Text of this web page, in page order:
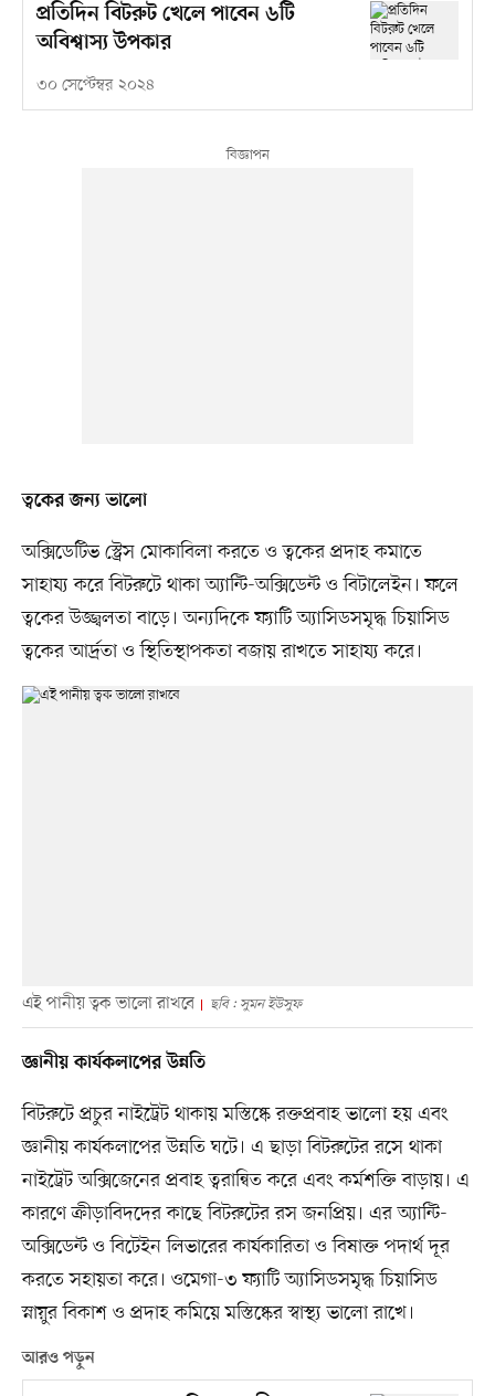
প্রতিদিন বিটরুট খেলে পাবেন ৬টি
অবিশ্বাস্য উপকার
৩০ সেপ্টেম্বর ২০২৪
ত্বকের জন্য ভালো
অক্সিডেটিভ স্ট্রেস মোকাবিলা করতে ও ত্বকের প্রদাহ কমাতে
সাহায্য করে বিটরুটে থাকা অ্যান্টি-অক্সিডেন্ট ও বিটালেইন। ফলে
ত্বকের উজ্জ্বলতা বাড়ে। অন্যদিকে ফ্যাটি অ্যাসিডসমৃদ্ধ চিয়াসিড
ত্বকের আর্দ্রতা ও স্থিতিস্থাপকতা বজায় রাখতে সাহায্য করে।
এই পানীয় ত্বক ভালো রাখবে ছবি : সুমন ইউসুফ
জ্ঞানীয় কার্যকলাপের উন্নতি
বিটরুটে প্রচুর নাইট্রেট থাকায় মস্তিষ্কে রক্তপ্রবাহ ভালো হয় এবং
জ্ঞানীয় কার্যকলাপের উন্নতি ঘটে। এ ছাড়া বিটরুটের রসে থাকা
নাইট্রেট অক্সিজেনের প্রবাহ ত্বরান্বিত করে এবং কর্মশক্তি বাড়ায়। এ
কারণে ক্রীড়াবিদদের কাছে বিটরুটের রস জনপ্রিয়। এর অ্যান্টি-
অক্সিডেন্ট ও বিটেইন লিভারের কার্যকারিতা ও বিষাক্ত পদার্থ দূর
করতে সহায়তা করে। ওমেগা-৩ ফ্যাটি অ্যাসিডসমৃদ্ধ চিয়াসিড
স্নায়ুর বিকাশ ও প্রদাহ কমিয়ে মস্তিষ্কের স্বাস্থ্য ভালো রাখে।
আরও পড়ুন